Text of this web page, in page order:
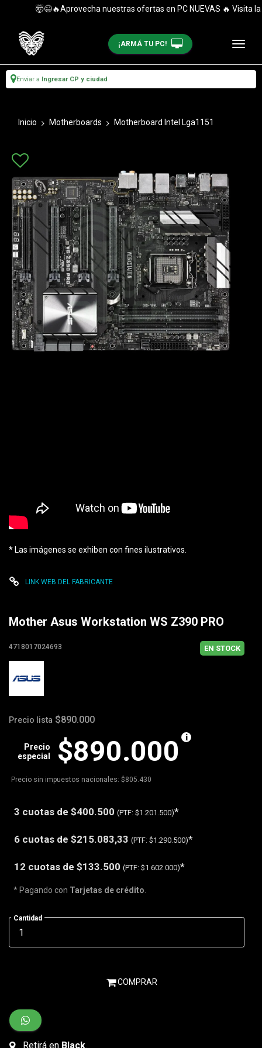
🤯😉🔥Aprovecha nuestras ofertas en PC NUEVAS 🔥 Visita la
¡ARMÁ TU PC!
Enviar a Ingresar CP y ciudad
Inicio Motherboards Motherboard Intel Lga1151
* Las imágenes se exhiben con fines ilustrativos.
LINK WEB DEL FABRICANTE
Mother Asus Workstation WS Z390 PRO
4718017024693 EN STOCK
Precio lista $890.000
$890.000
Precio
especial
Precio sin impuestos nacionales: $805.430
3 cuotas de $400.500 (PTF: $1.201.500)*
6 cuotas de $215.083,33 (PTF: $1.290.500)*
12 cuotas de $133.500 (PTF: $1.602.000)*
* Pagando con Tarjetas de crédito.
Cantidad
COMPRAR
Retirá en Black.